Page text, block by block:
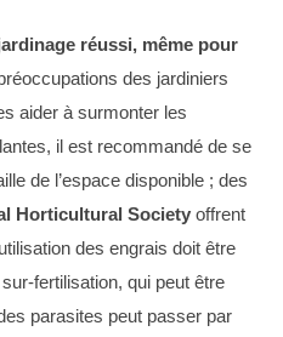
réussi, même pour
des jardiniers
aider à surmonter les
il est recommandé de se
de l’espace disponible ; des
Horticultural Societyoffrent
des engrais doit être
fertilisation, qui peut être
parasites peut passer par